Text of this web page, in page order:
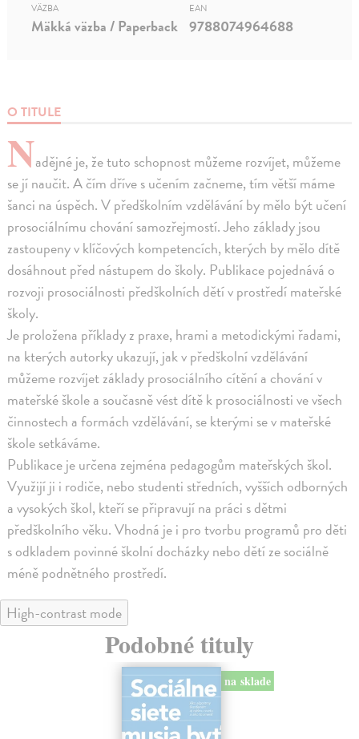
O TITULE
Nadějné je, že tuto schopnost můžeme rozvíjet, můžeme
se jí naučit. A čím dříve s učením začneme, tím větší máme
šanci na úspěch. V předškolním vzdělávání by mělo být učení
prosociálnímu chování samozřejmostí. Jeho základy jsou
zastoupeny v klíčových kompetencích, kterých by mělo dítě
dosáhnout před nástupem do školy. Publikace pojednává o
rozvoji prosociálnosti předškolních dětí v prostředí mateřské
školy.
Je proložena příklady z praxe, hrami a metodickými řadami,
na kterých autorky ukazují, jak v předškolní vzdělávání
můžeme rozvíjet základy prosociálního cítění a chování v
mateřské škole a současně vést dítě k prosociálnosti ve všech
činnostech a formách vzdělávání, se kterými se v mateřské
škole setkáváme.
Publikace je určena zejména pedagogům mateřských škol.
Využijí ji i rodiče, nebo studenti středních, vyšších odborných
a vysokých škol, kteří se připravují na práci s dětmi
předškolního věku. Vhodná je i pro tvorbu programů pro děti
s odkladem povinné školní docházky nebo dětí ze sociálně
méně podnětného prostředí.
VÄZBA
Mäkká väzba / Paperback
EAN
9788074964688
High-contrast mode
Podobné tituly
na sklade